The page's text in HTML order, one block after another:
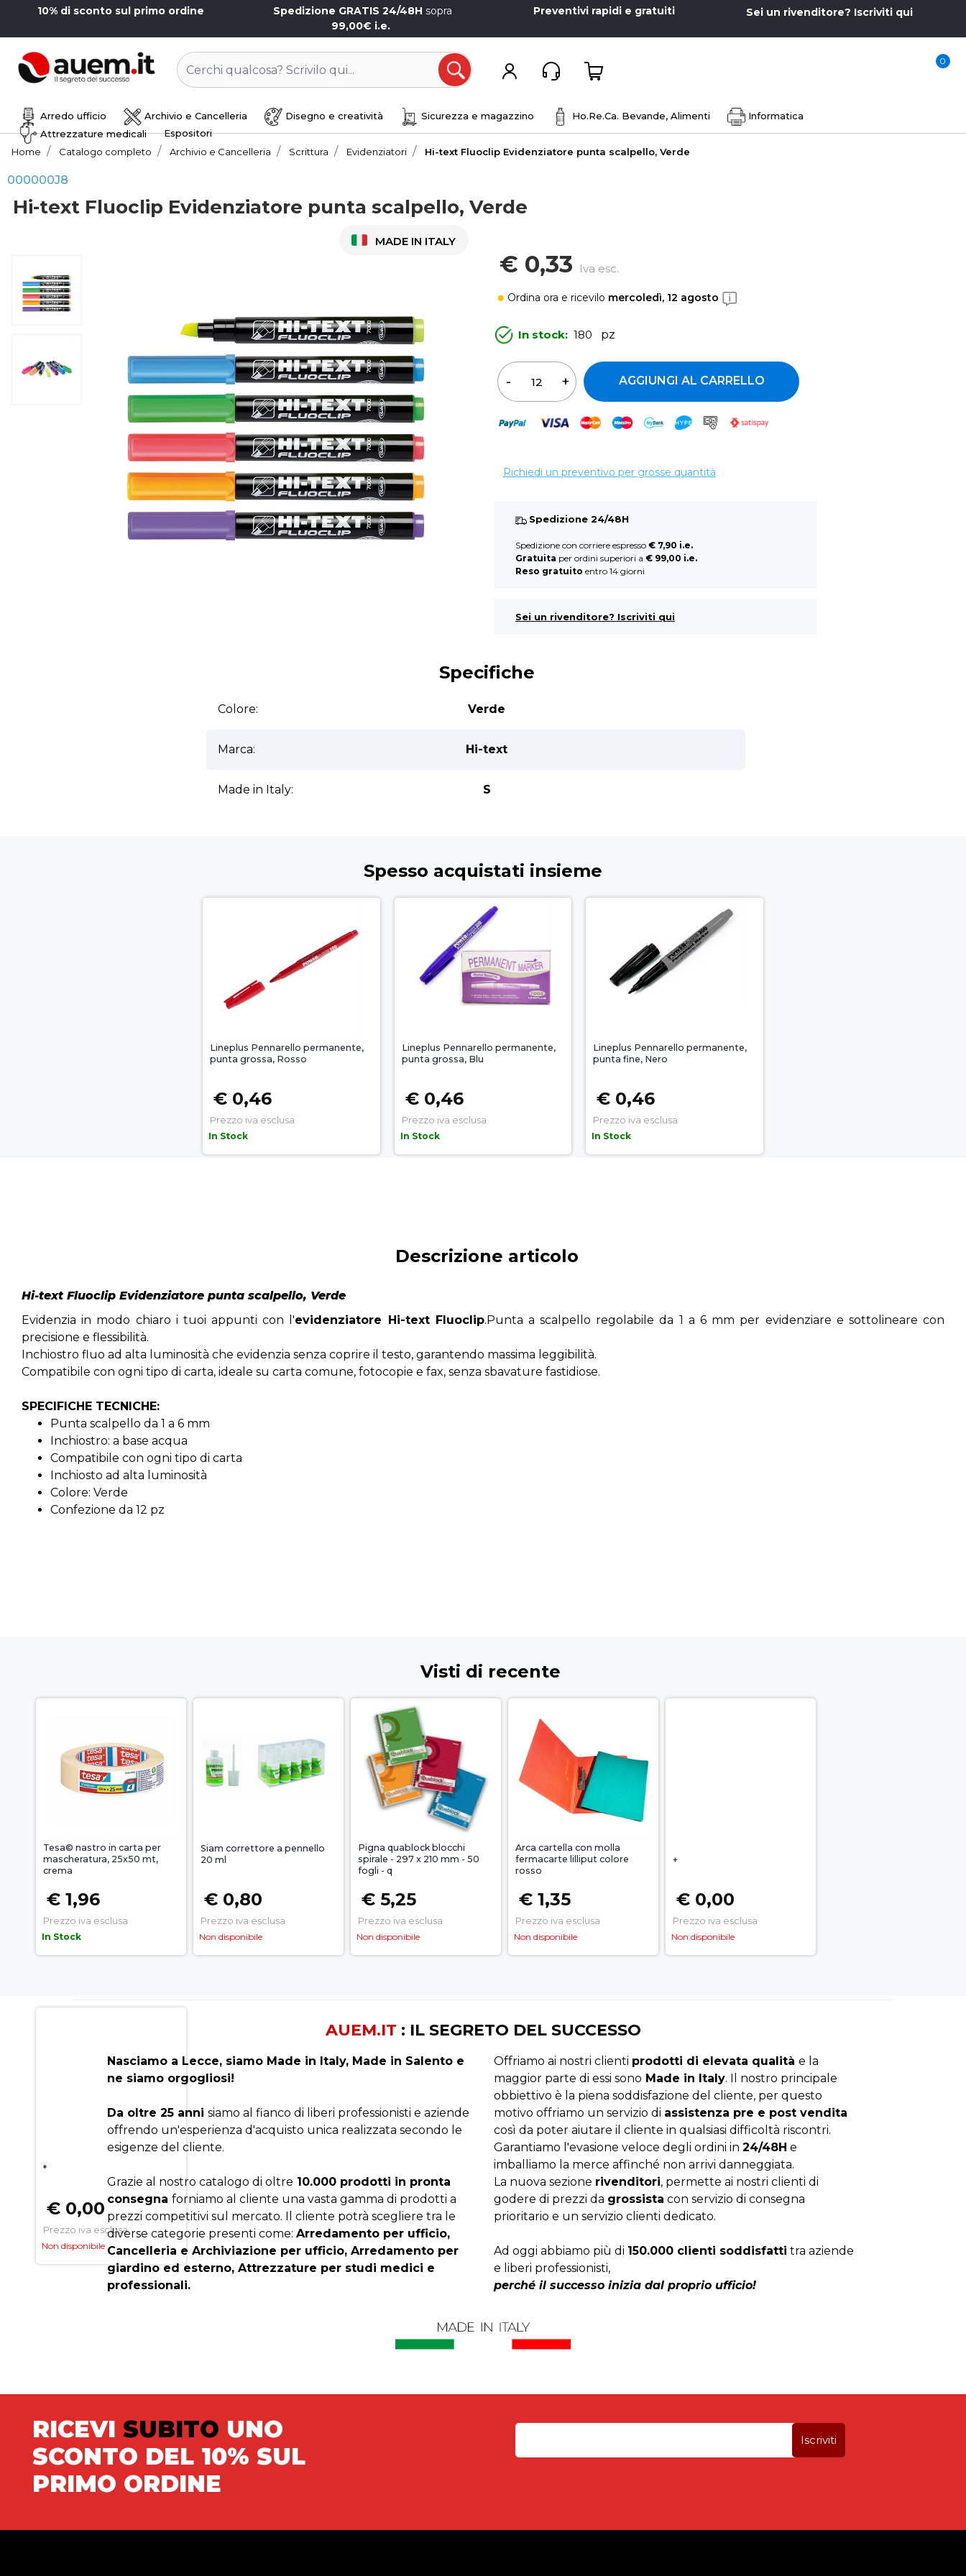
10% di sconto sul primo ordine Spedizione GRATIS 24/48H sopra
99,00€ i.e.
Preventivi rapidi e gratuiti Sei un rivenditore? Iscriviti qui
0
Arredo ufficio Archivio e Cancelleria Disegno e creatività Sicurezza e magazzino Ho.Re.Ca. Bevande, Alimenti
Informatica
Attrezzature medicali
Espositori
Home
Catalogo completo Archivio e Cancelleria Scrittura Evidenziatori Hi-text Fluoclip Evidenziatore punta scalpello, Verde
000000J8
Hi-text Fluoclip Evidenziatore punta scalpello, Verde
MADE IN ITALY
€ 0,33 Iva esc.
Ordina ora e ricevilo mercoledì, 12 agosto
In stock: 180 pz
AGGIUNGI AL CARRELLO
Richiedi un preventivo per grosse quantità
Spedizione 24/48H
Spedizione con corriere espresso € 7,90 i.e.
Gratuita per ordini superiori a € 99,00 i.e.
Reso gratuito entro 14 giorni
Sei un rivenditore? Iscriviti qui
Specifiche
Colore: Verde
Marca: Hi-text
Made in Italy: S
Spesso acquistati insieme
Lineplus Pennarello permanente,
punta grossa, Rosso
€ 0,46
Prezzo iva esclusa
In Stock
Lineplus Pennarello permanente,
punta grossa, Blu
€ 0,46
Prezzo iva esclusa
In Stock
Lineplus Pennarello permanente,
punta fine, Nero
€ 0,46
Prezzo iva esclusa
In Stock
Descrizione articolo
Hi-text Fluoclip Evidenziatore punta scalpello, Verde
Evidenzia in modo chiaro i tuoi appunti con l'evidenziatore Hi-text Fluoclip.Punta a scalpello regolabile da 1 a 6 mm per evidenziare e sottolineare con
precisione e flessibilità.
Inchiostro fluo ad alta luminosità che evidenzia senza coprire il testo, garantendo massima leggibilità.
Compatibile con ogni tipo di carta, ideale su carta comune, fotocopie e fax, senza sbavature fastidiose.
SPECIFICHE TECNICHE:
Punta scalpello da 1 a 6 mm
Inchiostro: a base acqua
Compatibile con ogni tipo di carta
Inchiosto ad alta luminosità
Colore: Verde
Confezione da 12 pz
Visti di recente
Tesa© nastro in carta per
mascheratura, 25x50 mt,
crema
€ 1,96
Prezzo iva esclusa
In Stock
Siam correttore a pennello
20 ml
€ 0,80
Prezzo iva esclusa
Non disponibile
Pigna quablock blocchi
spirale - 297 x 210 mm - 50
fogli - q
€ 5,25
Prezzo iva esclusa
Non disponibile
Arca cartella con molla
fermacarte lilliput colore
rosso
€ 1,35
Prezzo iva esclusa
Non disponibile
+
€ 0,00
Prezzo iva esclusa
Non disponibile
*
€ 0,00
Prezzo iva esclusa
Non disponibile
AUEM.IT : IL SEGRETO DEL SUCCESSO
Nasciamo a Lecce, siamo Made in Italy, Made in Salento e
ne siamo orgogliosi!
Da oltre 25 annisiamo al fianco di liberi professionisti e aziende
offrendo un'esperienza d'acquisto unica realizzata secondo le
esigenze del cliente.
Grazie al nostro catalogo di oltre 10.000 prodotti in pronta
consegnaforniamo al cliente una vasta gamma di prodotti a
prezzi competitivi sul mercato. Il cliente potrà scegliere tra le
diverse categorie presenti come:Arredamento per ufficio,
Cancelleria e Archiviazione per ufficio, Arredamento per
giardino ed esterno, Attrezzature per studi medici e
professionali.
Offriamo ai nostri clienti prodotti di elevata qualità e la
maggior parte di essi sono Made in Italy. Il nostro principale
obbiettivo è la piena soddisfazione del cliente, per questo
motivo offriamo un servizio di assistenza pre e post vendita
così da poter aiutare il cliente in qualsiasi difficoltà riscontri.
Garantiamo l'evasione veloce degli ordini in 24/48H e
imballiamo la merce affinché non arrivi danneggiata.
La nuova sezione rivenditori, permette ai nostri clienti di
godere di prezzi da grossista con servizio di consegna
prioritario e un servizio clienti dedicato.
Ad oggi abbiamo più di 150.000 clienti soddisfatti tra aziende
e liberi professionisti,
perché il successo inizia dal proprio ufficio!
RICEVI SUBITO UNO
SCONTO DEL 10% SUL
PRIMO ORDINE